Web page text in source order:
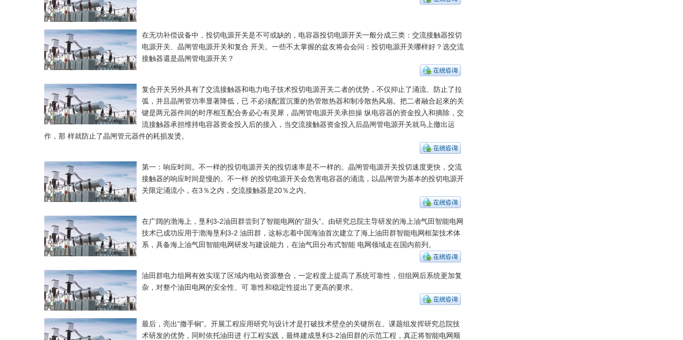
在无功补偿设备中，投切电源开关是不可或缺的，电容器投切电源开关一般分成三类：交流接触器投切
电源开关、晶闸管电源开关和复合 开关。一些不太掌握的盆友将会会问：投切电源开关哪样好？选交流
接触器還是晶闸管电源开关？
复合开关另外具有了交流接触器和电力电子技术投切电源开关二者的优势，不仅抑止了涌流、防止了拉
弧，并且晶闸管功率显著降低，已 不必须配置沉重的热管散热器和制冷散热风扇。把二者融合起來的关
键是两元器件间的时序相互配合务必心有灵犀，晶闸管电源开关承担操 纵电容器的资金投入和摘除，交
流接触器承担维持电容器资金投入后的接入，当交流接触器资金投入后晶闸管电源开关就马上撤出运
作，那 样就防止了晶闸管元器件的耗损发烫。
第一：响应时间。不一样的投切电源开关的投切速率是不一样的。晶闸管电源开关投切速度更快，交流
接触器的响应时间是慢的。不一样 的投切电源开关会危害电容器的涌流，以晶闸管为基本的投切电源开
关限定涌流小，在3％之内，交流接触器是20％之内。
在广阔的渤海上，垦利3-2油田群尝到了智能电网的“甜头”。由研究总院主导研发的海上油气田智能电网
技术已成功应用于渤海垦利3-2 油田群，这标志着中国海油首次建立了海上油田群智能电网框架技术体
系，具备海上油气田智能电网研发与建设能力，在油气田分布式智能 电网领域走在国内前列。
油田群电力组网有效实现了区域内电站资源整合，一定程度上提高了系统可靠性，但组网后系统更加复
杂，对整个油田电网的安全性、可 靠性和稳定性提出了更高的要求。
最后，亮出“撒手锏”。开展工程应用研究与设计才是打破技术壁垒的关键所在。课题组发挥研究总院技
术研发的优势，同时依托油田进 行工程实践，最终建成垦利3-2油田群的示范工程，真正将智能电网顺